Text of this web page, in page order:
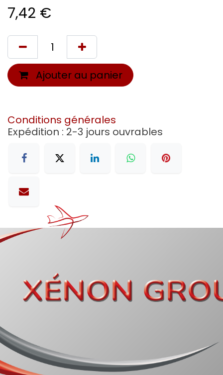
7,42 €
Ajouter au panier
Conditions générales
Expédition : 2-3 jours ouvrables